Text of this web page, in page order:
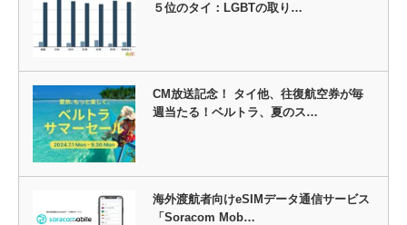
５位のタイ：LGBTの取り…
CM放送記念！ タイ他、往復航空券が毎
週当たる！ベルトラ、夏のス…
海外渡航者向けeSIMデータ通信サービス
「Soracom Mob…